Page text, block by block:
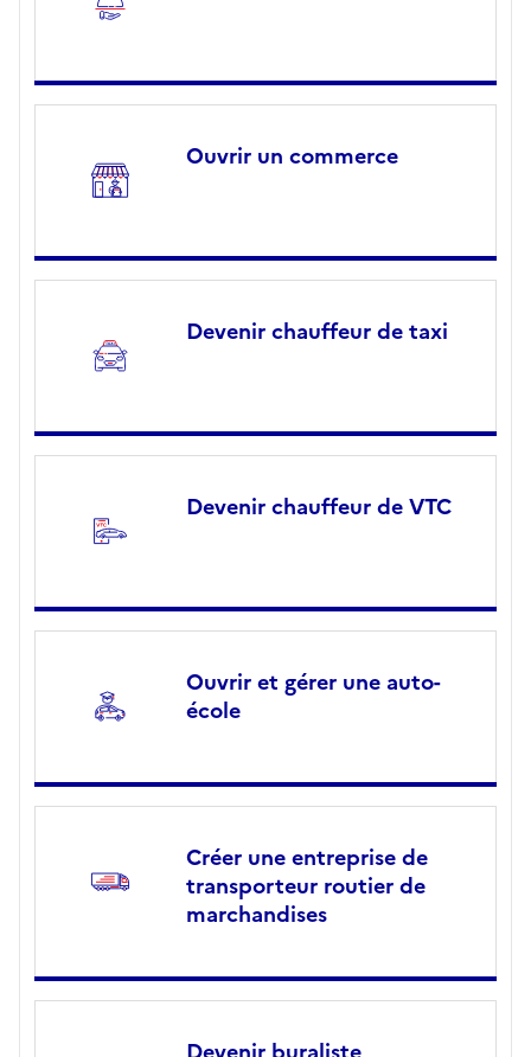
Ouvrir un commerce
Devenir chauffeur de taxi
Devenir chauffeur de VTC
Ouvrir et gérer une auto-
école
Créer une entreprise de
transporteur routier de
marchandises